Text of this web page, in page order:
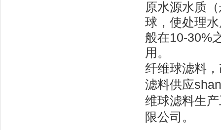
原水源水质
球，使处理
般在10-30%
用。
纤维球滤料
滤料供应
维球滤料生
限公司。